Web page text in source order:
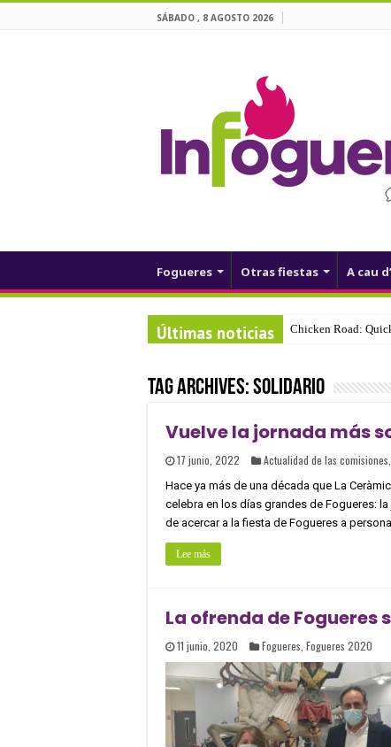
SÁBADO , 8 AGOSTO 2026
Fogueres Otras fiestas A cau
Últimas noticias Chicken Road:
Tag Archives:solidario
Vuelve la jornada más
17 junio, 2022 Actualidad de las comisiones
Hace ya más de una década que La
celebra en los días grandes de Fogueres:
de acercar a la fiesta de Fogueres a
Lee más
La ofrenda de
11 junio, 2020 Fogueres Fogueres 2020